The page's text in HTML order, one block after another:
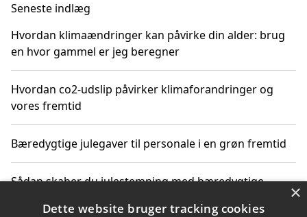
Seneste indlæg
Hvordan klimaændringer kan påvirke din alder: brug
en hvor gammel er jeg beregner
Hvordan co2-udslip påvirker klimaforandringer og
vores fremtid
Bæredygtige julegaver til personale i en grøn fremtid
Sådan skaber du julestemning med bæredygtige
×
Dette website bruger tracking cookies